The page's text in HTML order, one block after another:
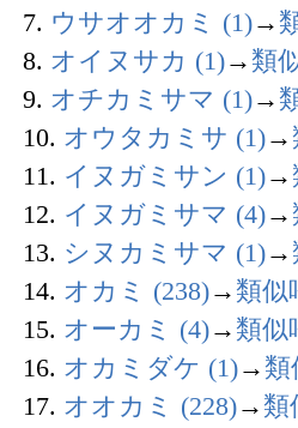
7. ウサオオカミ (1)→
8. オイヌサカ (1)→ 類
9. オチカミサマ (1)→
10. オウタカミサ (1)→
11. イヌガミサン (1)→
12. イヌガミサマ (4)→
13. シヌカミサマ (1)→
14. オカミ (238)→ 類似
15. オーカミ (4)→ 類似
16. オカミダケ (1)→ 類
17. オオカミ (228)→ 類